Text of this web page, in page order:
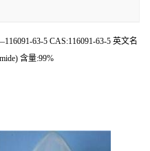
63-5 CAS:116091-63-5 英文名
含量:99%